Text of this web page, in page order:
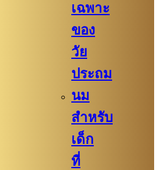
เฉพาะ
ของ
วัย
ประถม
นม
สำหรับ
เด็ก
ที่